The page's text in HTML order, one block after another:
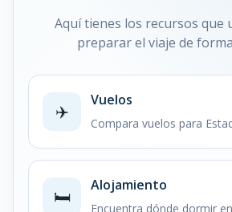
Aquí tienes los recursos que
preparar el viaje de
✈️
Vuelos
Compara vuelos para
🛏️
Alojamiento
Encuentra dónde dormir